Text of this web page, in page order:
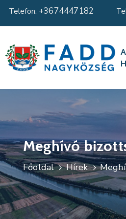
Telefon: +3674447182
Meghívó
Főoldal Hírek